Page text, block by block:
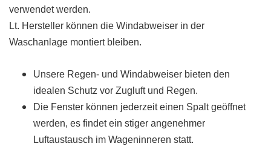
verwendet werden.
Lt. Hersteller können die Windabweiser in der
Waschanlage montiert bleiben.
Unsere Regen- und Windabweiser bieten den
idealen Schutz vor Zugluft und Regen.
Die Fenster können jederzeit einen Spalt geöffnet
werden, es findet ein stiger angenehmer
Luftaustausch im Wageninneren statt.